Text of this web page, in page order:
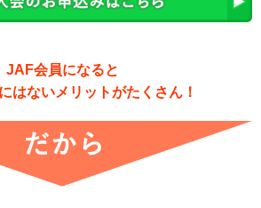
JAF会員になると
はないメリットがたくさん！